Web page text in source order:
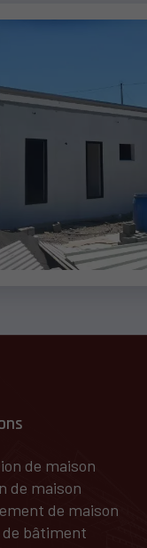
de maison
de maison
de maison
bâtiment